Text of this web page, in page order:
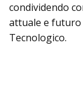
condividendo
attuale e futuro
Tecnologico.